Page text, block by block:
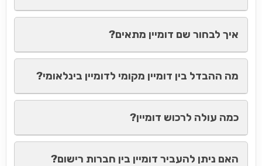
איך לבחור שם דומיין מתאים?
מה ההבדל בין דומיין מקומי לדומיין בינלאומי?
כמה עולה לרכוש דומיין?
האם ניתן להעביר דומיין בין חברות רישום?